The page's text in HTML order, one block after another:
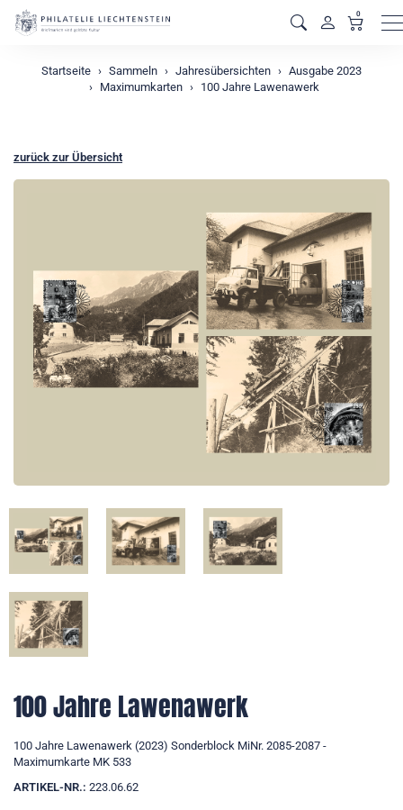
0
Startseite Sammeln Jahresübersichten
Ausgabe 2023
Maximumkarten
100 Jahre Lawenawerk
zurück zur Übersicht
100 Jahre Lawenawerk
100 Jahre Lawenawerk (2023) Sonderblock MiNr. 2085-2087 -
Maximumkarte MK 533
ARTIKEL-NR.: 223.06.62